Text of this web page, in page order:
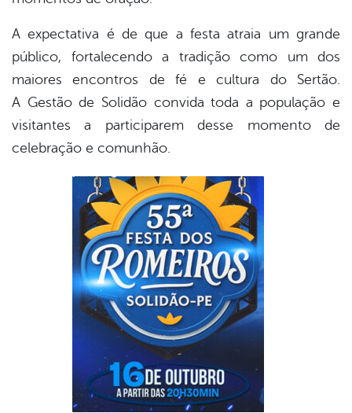
A expectativa é de que a festa atraia um grande
público, fortalecendo a tradição como um dos
maiores encontros de fé e cultura do Sertão.
A Gestão de Solidão convida toda a população e
visitantes a participarem desse momento de
celebração e comunhão.